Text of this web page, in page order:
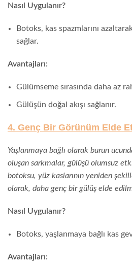
Nasıl Uygulanır?
Botoks, kas spazmlarını
sağlar.
Avantajları:
Gülümseme sırasında daha az
Gülüşün doğal akışı sağlanır.
4. Genç Bir Görünüm Elde
Yaşlanmaya bağlı olarak burun
oluşan sarkmalar, gülüşü olumsuz
botoksu, yüz kaslarının yeniden
olarak, daha genç bir gülüş elde
Nasıl Uygulanır?
Botoks, yaşlanmaya bağlı kas
Avantajları: